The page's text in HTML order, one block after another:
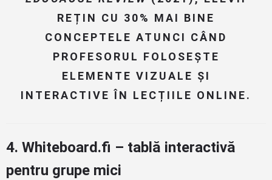
REȚIN CU 30% MAI BINE
CONCEPTELE ATUNCI CÂND
PROFESORUL FOLOSEȘTE
ELEMENTE VIZUALE ȘI
INTERACTIVE ÎN LECȚIILE ONLINE.
4. Whiteboard.fi – tablă interactivă
pentru grupe mici